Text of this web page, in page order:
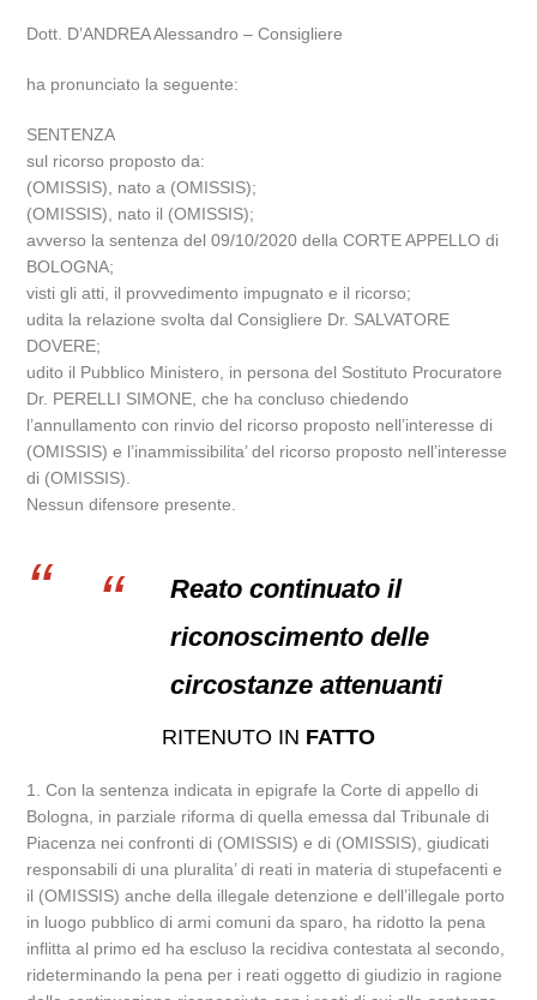
Dott. D’ANDREA Alessandro – Consigliere
ha pronunciato la seguente:
SENTENZA
sul ricorso proposto da:
(OMISSIS), nato a (OMISSIS);
(OMISSIS), nato il (OMISSIS);
avverso la sentenza del 09/10/2020 della CORTE APPELLO di
BOLOGNA;
visti gli atti, il provvedimento impugnato e il ricorso;
udita la relazione svolta dal Consigliere Dr. SALVATORE
DOVERE;
udito il Pubblico Ministero, in persona del Sostituto Procuratore
Dr. PERELLI SIMONE, che ha concluso chiedendo
l’annullamento con rinvio del ricorso proposto nell’interesse di
(OMISSIS) e l’inammissibilita’ del ricorso proposto nell’interesse
di (OMISSIS).
Nessun difensore presente.
Reato continuato il
riconoscimento delle
circostanze attenuanti
RITENUTO IN FATTO
1. Con la sentenza indicata in epigrafe la Corte di appello di
Bologna, in parziale riforma di quella emessa dal Tribunale di
Piacenza nei confronti di (OMISSIS) e di (OMISSIS), giudicati
responsabili di una pluralita’ di reati in materia di stupefacenti e
il (OMISSIS) anche della illegale detenzione e dell’illegale porto
in luogo pubblico di armi comuni da sparo, ha ridotto la pena
inflitta al primo ed ha escluso la recidiva contestata al secondo,
rideterminando la pena per i reati oggetto di giudizio in ragione